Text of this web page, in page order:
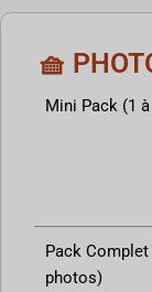
🧺
Mini Pack (1
Pack Complet
photos)